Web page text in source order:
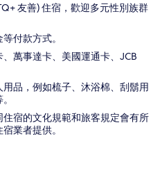
友善) 住宿，歡迎多元性別族群
付款方式。
萬事達卡、美國運通卡、JCB
品，例如梳子、沐浴棉、刮鬍用
宿的文化規範和旅客規定會有所
業者提供。